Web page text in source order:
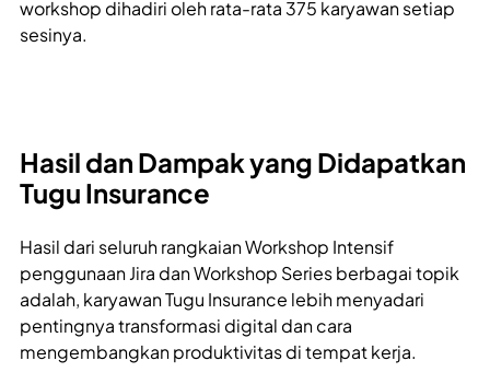
workshop dihadiri oleh rata-rata 375 karyawan setiap
sesinya.
Hasil dan Dampak yang Didapatkan
Tugu Insurance
Hasil dari seluruh rangkaian Workshop Intensif
penggunaan Jira dan Workshop Series berbagai topik
adalah, karyawan Tugu Insurance lebih menyadari
pentingnya transformasi digital dan cara
mengembangkan produktivitas di tempat kerja.